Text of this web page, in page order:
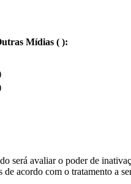
Mídias ( ):
será avaliar o poder de
de acordo com o tratamento